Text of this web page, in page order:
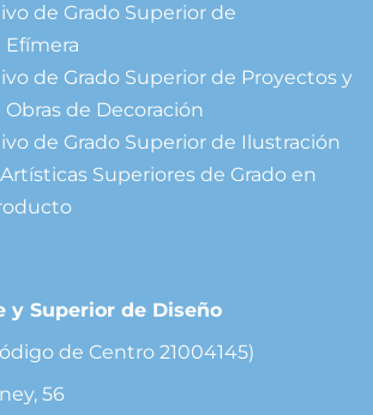
de Grado Superior de
de Grado Superior de Proyectos y
de Decoración
de Grado Superior de Ilustración
Superiores de Grado en
y Superior de Diseño
de Centro 21004145)
56